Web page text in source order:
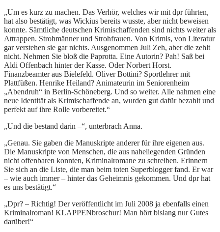
„Um es kurz zu machen. Das Verhör, welches wir mit dpr führten,
hat also bestätigt, was Wickius bereits wusste, aber nicht beweisen
konnte. Sämtliche deutschen Krimischaffenden sind nichts weiter als
Attrappen. Strohmänner und Strohfrauen. Von Krimis, von Literatur
gar verstehen sie gar nichts. Ausgenommen Juli Zeh, aber die zehlt
nicht. Nehmen Sie bloß die Paprotta. Eine Autorin? Pah! Saß bei
Aldi Offenbach hinter der Kasse. Oder Norbert Horst.
Finanzbeamter aus Bielefeld. Oliver Bottini? Sportlehrer mit
Plattfüßen. Henrike Heiland? Animateurin im Seniorenheim
„Abendruh“ in Berlin-Schöneberg. Und so weiter. Alle nahmen eine
neue Identität als Krimischaffende an, wurden gut dafür bezahlt und
perfekt auf ihre Rolle vorbereitet.“
„Und die bestand darin –“, unterbrach Anna.
„Genau. Sie gaben die Manuskripte anderer für ihre eigenen aus.
Die Manuskripte von Menschen, die aus naheliegenden Gründen
nicht offenbaren konnten, Kriminalromane zu schreiben. Erinnern
Sie sich an die Liste, die man beim toten Superblogger fand. Er war
– wie auch immer – hinter das Geheimnis gekommen. Und dpr hat
es uns bestätigt.“
„Dpr? – Richtig! Der veröffentlicht im Juli 2008 ja ebenfalls einen
Kriminalroman! KLAPPENbroschur! Man hört bislang nur Gutes
darüber!“